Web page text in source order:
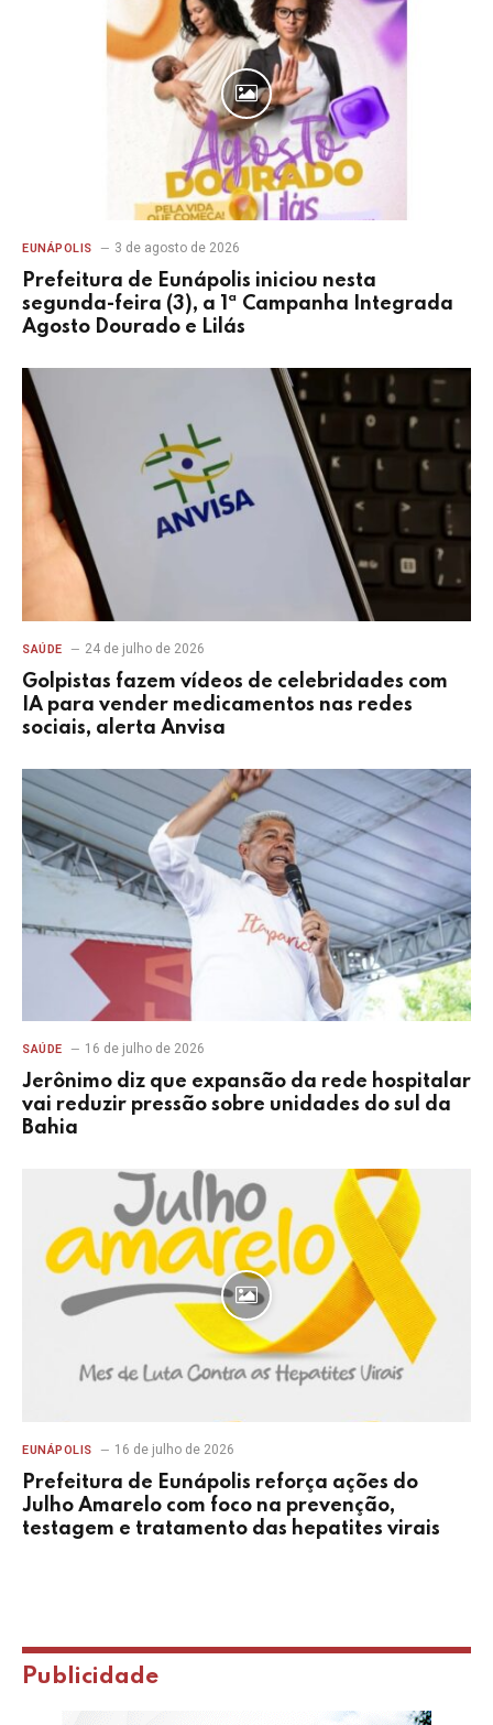
EUNÁPOLIS 3 de agosto de 2026
Prefeitura de Eunápolis iniciou nesta
segunda-feira (3), a 1ª Campanha Integrada
Agosto Dourado e Lilás
SAÚDE 24 de julho de 2026
Golpistas fazem vídeos de celebridades com
IA para vender medicamentos nas redes
sociais, alerta Anvisa
SAÚDE 16 de julho de 2026
Jerônimo diz que expansão da rede hospitalar
vai reduzir pressão sobre unidades do sul da
Bahia
EUNÁPOLIS 16 de julho de 2026
Prefeitura de Eunápolis reforça ações do
Julho Amarelo com foco na prevenção,
testagem e tratamento das hepatites virais
Publicidade